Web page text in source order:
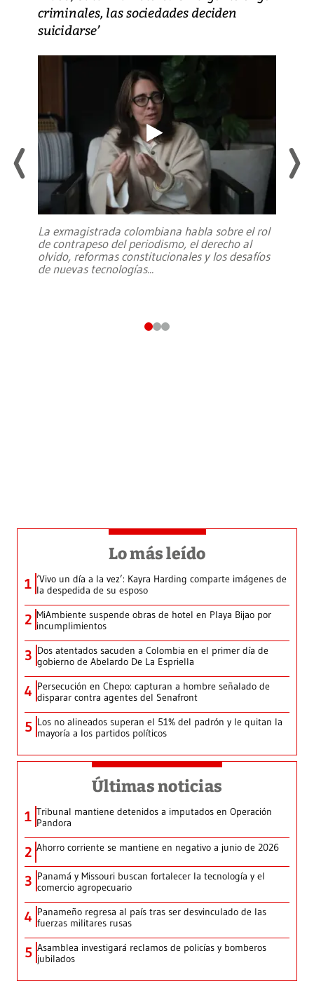
criminales, las sociedades deciden
suicidarse’
La exmagistrada colombiana habla sobre el rol
de contrapeso del periodismo, el derecho al
olvido, reformas constitucionales y los desafíos
de nuevas tecnologías...
Lo más leído
1 ‘Vivo un día a la vez’: Kayra Harding comparte imágenes de
la despedida de su esposo
2 MiAmbiente suspende obras de hotel en Playa Bijao por
incumplimientos
3 Dos atentados sacuden a Colombia en el primer día de
gobierno de Abelardo De La Espriella
4 Persecución en Chepo: capturan a hombre señalado de
disparar contra agentes del Senafront
5 Los no alineados superan el 51% del padrón y le quitan la
mayoría a los partidos políticos
Últimas noticias
1 Tribunal mantiene detenidos a imputados en Operación
Pandora
2 Ahorro corriente se mantiene en negativo a junio de 2026
3 Panamá y Missouri buscan fortalecer la tecnología y el
comercio agropecuario
4 Panameño regresa al país tras ser desvinculado de las
fuerzas militares rusas
5 Asamblea investigará reclamos de policías y bomberos
jubilados